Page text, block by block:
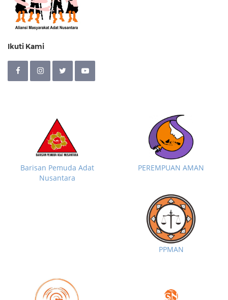
Ikuti Kami
Barisan Pemuda Adat
Nusantara
PEREMPUAN AMAN
PPMAN